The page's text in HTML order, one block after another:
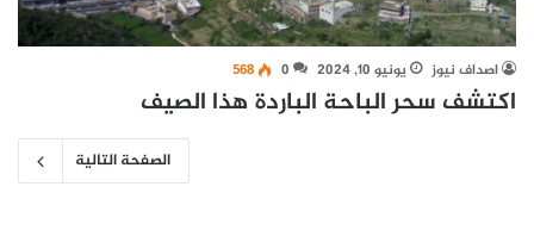
اصداف نيوز يونيو 10, 2024 0
568
اكتشف سحر الباحة الباردة هذا الصيف
الصفحة التالية